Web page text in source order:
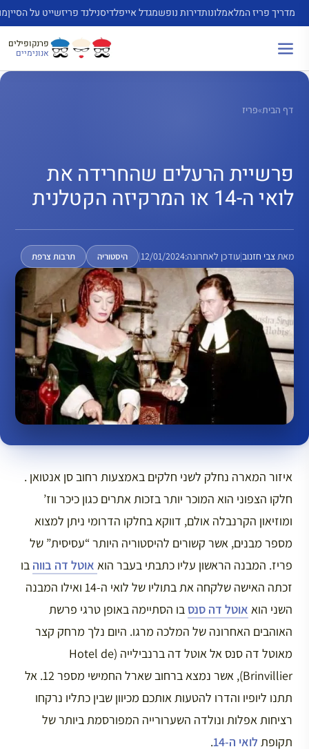
לדלג
לתוכן
מדריך פריז המלאמלונותדירות נופשמגדל אייפלדיסנילנד פריזשייט על הסיין
פרנקופילים
אנונימיים
דף הבית»פריז
פרשיית הרעלים שהחרידה את
לואי ה-14 או המרקיזה הקטלנית
מאתצבי חזנוב|עודכן לאחרונה:12/01/2024
| היסטוריה תרבות צרפת
איזור המארה נחלק לשני חלקים באמצעות רחוב סן אנטואן .
חלקו הצפוני הוא המוכר יותר בזכות אתרים כגון כיכר ווז’
ומוזיאון הקרנבלה אולם, דווקא בחלקו הדרומי ניתן למצוא
מספר מבנים, אשר קשורים להיסטוריה היותר “עסיסית” של
פריז. המבנה הראשון עליו כתבתי בעבר הוא אוטל דה בווה בו
זכתה האישה שלקחה את בתוליו של לואי ה-14 ואילו המבנה
השני הוא אוטל דה סנס בו הסתיימה באופן טרגי פרשת
האוהבים האחרונה של המלכה מרגו. היום נלך מרחק קצר
מאוטל דה סנס אל אוטל דה ברנבילייה (Hotel de
Brinvillier), אשר נמצא ברחוב שארל החמישי מספר 12. אל
תתנו ליופיו והדרו להטעות אותכם מכיוון שבין כתליו נרקחו
רציחות אפלות ונולדה השערורייה המפורסמת ביותר של
תקופת לואי ה-14 .